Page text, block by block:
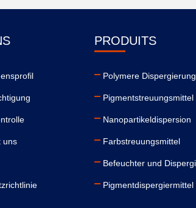
uns
PRODUITS
Polymere
Pigmentstreuungsmittel
Nanopartikeldispersion
Farbstreuungsmittel
Befeuchter und
Pigmentdispergiermittel